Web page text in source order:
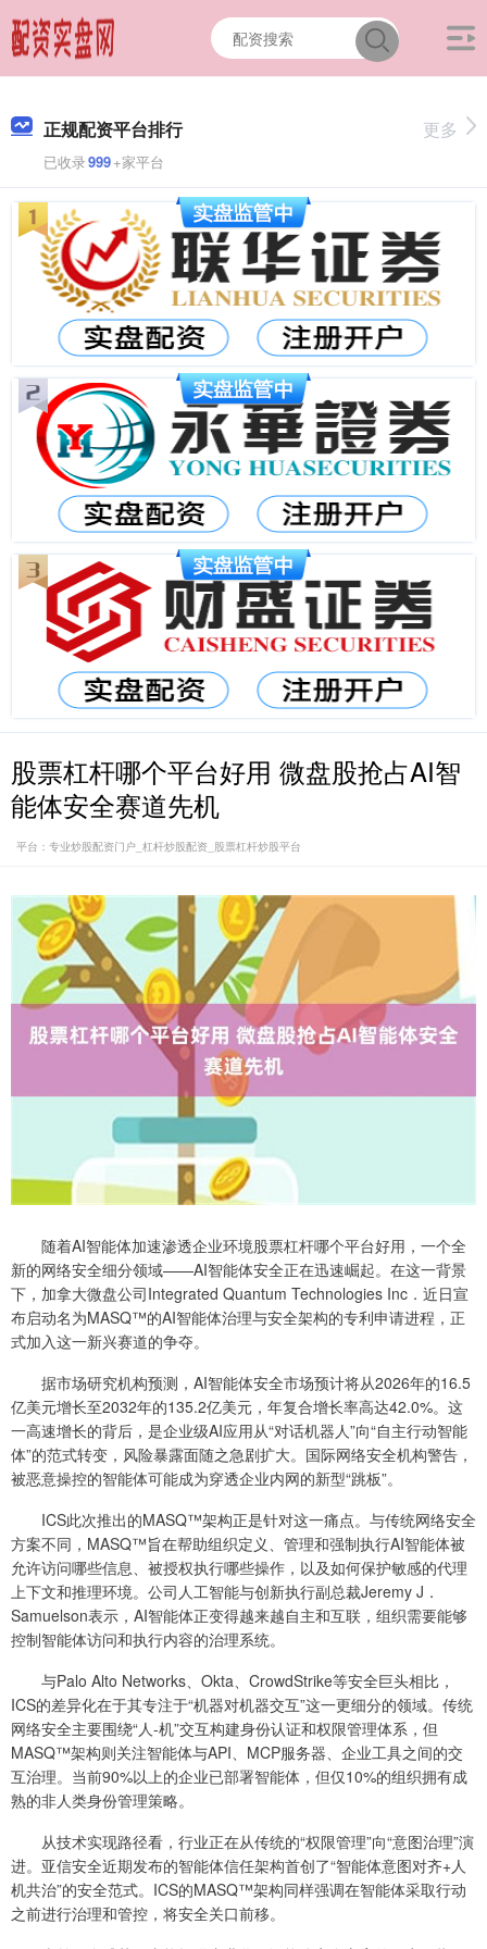
正规配资平台排行
已收录999+家平台
更多
股票杠杆哪个平台好用 微盘股抢占AI智
能体安全赛道先机
平台：专业炒股配资门户_杠杆炒股配资_股票杠杆炒股平台
随着AI智能体加速渗透企业环境股票杠杆哪个平台好用，一个全
新的网络安全细分领域——AI智能体安全正在迅速崛起。在这一背景
下，加拿大微盘公司Integrated Quantum Technologies Inc．近日宣
布启动名为MASQ™的AI智能体治理与安全架构的专利申请进程，正
式加入这一新兴赛道的争夺。
据市场研究机构预测，AI智能体安全市场预计将从2026年的16.5
亿美元增长至2032年的135.2亿美元，年复合增长率高达42.0%。这
一高速增长的背后，是企业级AI应用从“对话机器人”向“自主行动智能
体”的范式转变，风险暴露面随之急剧扩大。国际网络安全机构警告，
被恶意操控的智能体可能成为穿透企业内网的新型“跳板”。
ICS此次推出的MASQ™架构正是针对这一痛点。与传统网络安全
方案不同，MASQ™旨在帮助组织定义、管理和强制执行AI智能体被
允许访问哪些信息、被授权执行哪些操作，以及如何保护敏感的代理
上下文和推理环境。公司人工智能与创新执行副总裁Jeremy J．
Samuelson表示，AI智能体正变得越来越自主和互联，组织需要能够
控制智能体访问和执行内容的治理系统。
与Palo Alto Networks、Okta、CrowdStrike等安全巨头相比，
ICS的差异化在于其专注于“机器对机器交互”这一更细分的领域。传统
网络安全主要围绕“人-机”交互构建身份认证和权限管理体系，但
MASQ™架构则关注智能体与API、MCP服务器、企业工具之间的交
互治理。当前90%以上的企业已部署智能体，但仅10%的组织拥有成
熟的非人类身份管理策略。
从技术实现路径看，行业正在从传统的“权限管理”向“意图治理”演
进。亚信安全近期发布的智能体信任架构首创了“智能体意图对齐+人
机共治”的安全范式。ICS的MASQ™架构同样强调在智能体采取行动
之前进行治理和管控，将安全关口前移。